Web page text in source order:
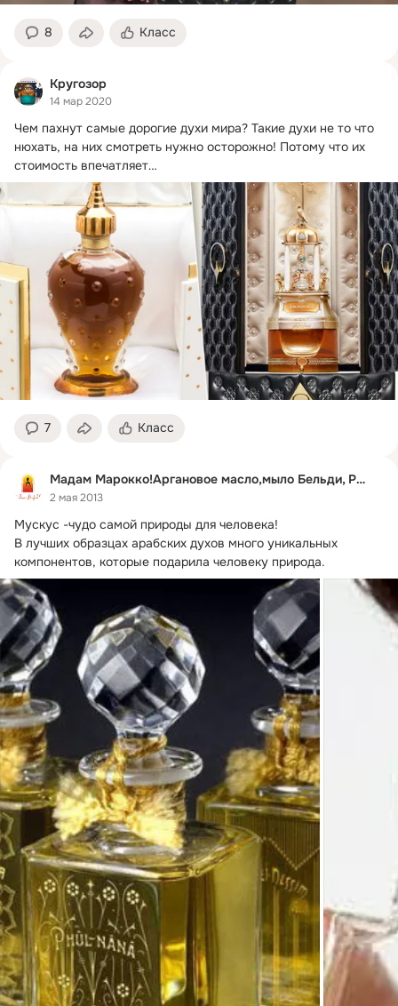
8 Класс
Кругозор
14 мар 2020
Чем пахнут самые дорогие духи мира? Такие духи не то что
нюхать, на них смотреть нужно осторожно! Потому что их
стоимость впечатляет…
7 Класс
Мадам Марокко!Аргановое масло,мыло Бельди, Рассуль
2 мая 2013
Мускус -чудо самой природы для человека!
В лучших образцах арабских духов много уникальных
компонентов, которые подарила человеку природа.